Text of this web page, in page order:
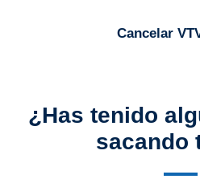
Cancelar
¿Has tenido
sacando